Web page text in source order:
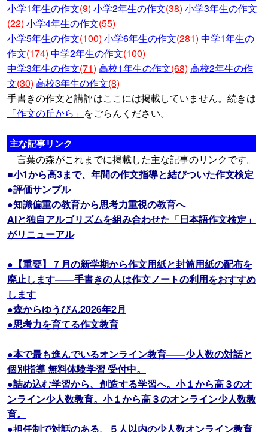
小学1年生の作文(9) 小学2年生の作文(38) 小学3年生の作文
(22) 小学4年生の作文(55)
小学5年生の作文(100) 小学6年生の作文(281) 中学1年生の
作文(174) 中学2年生の作文(100)
中学3年生の作文(71) 高校1年生の作文(68) 高校2年生の作
文(30) 高校3年生の作文(8)
手書きの作文と講評はここには掲載していません。続きは
「作文の丘から」 をごらんください。
主な記事リンク
言葉の森がこれまでに掲載した主な記事のリンクです。
■小1から高3まで、年間の作文指導と結びついた作文検定
●評価サンプル
●知識偏重の教育から思考力重視の教育へ
AIと独自アルゴリズムを組み合わせた「日本語作文検定」
がリニューアル
●【重要】７月の新学期から作文用紙と封筒用紙の配布を
廃止します――手書きの人は作文ノートの利用をおすすめ
します
●森からゆうびん2026年2月
●思考力を育てる作文教育
●本で最も進んでいるオンライン教育――少人数の対話と
個別指導 無料体験学習 受付中。
●詰め込む学習から、創造する学習へ。小１から高３のオ
ンライン少人数教育。小１から高３のオンライン少人数教
育。
●担任制で対話のある、５人以内の少人数オンライン教育